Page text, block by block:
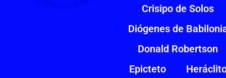
Crisipo de Solos
Diógenes de
Donald Robertson
Epicteto